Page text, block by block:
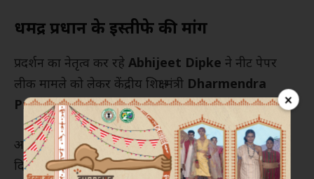
×
धर्मेंद्र प्रधान के इस्तीफे की मांग
प्रदर्शन का नेतृत्व कर रहे Abhijeet Dipke ने नीट पेपर
लीक मामले को लेकर केंद्रीय शिक्षा मंत्री Dharmendra
Pradhanके इस्तीफे की मांग की है।
अभिजीत दिपके शनिवार सुबह अमेरिका के बोस्टन से नई
दिल्ली पहुंचे। उन्होंने सोशल मीडिया प्लेटफॉर्म एक्स पर पोस्ट